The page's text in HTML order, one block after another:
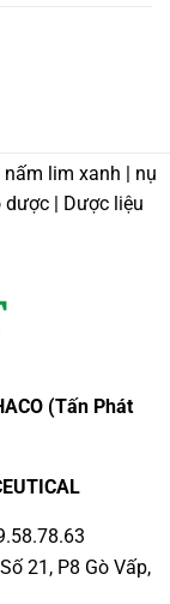
nấm lim xanh | nụ
| Dược liệu
(Tấn Phát
21, P8 Gò Vấp,